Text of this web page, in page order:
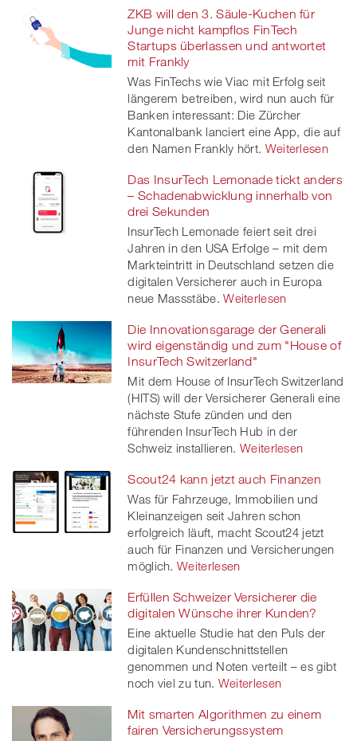
ZKB will den 3. Säule-Kuchen für
Junge nicht kampflos FinTech
Startups überlassen und antwortet
mit Frankly
Was FinTechs wie Viac mit Erfolg seit
längerem betreiben, wird nun auch für
Banken interessant: Die Zürcher
Kantonalbank lanciert eine App, die auf
den Namen Frankly hört. Weiterlesen
Das InsurTech Lemonade tickt anders
– Schadenabwicklung innerhalb von
drei Sekunden
InsurTech Lemonade feiert seit drei
Jahren in den USA Erfolge – mit dem
Markteintritt in Deutschland setzen die
digitalen Versicherer auch in Europa
neue Massstäbe. Weiterlesen
Die Innovationsgarage der Generali
wird eigenständig und zum "House of
InsurTech Switzerland"
Mit dem House of InsurTech Switzerland
(HITS) will der Versicherer Generali eine
nächste Stufe zünden und den
führenden InsurTech Hub in der
Schweiz installieren. Weiterlesen
Scout24 kann jetzt auch Finanzen
Was für Fahrzeuge, Immobilien und
Kleinanzeigen seit Jahren schon
erfolgreich läuft, macht Scout24 jetzt
auch für Finanzen und Versicherungen
möglich. Weiterlesen
Erfüllen Schweizer Versicherer die
digitalen Wünsche ihrer Kunden?
Eine aktuelle Studie hat den Puls der
digitalen Kundenschnittstellen
genommen und Noten verteilt – es gibt
noch viel zu tun. Weiterlesen
Mit smarten Algorithmen zu einem
fairen Versicherungssystem